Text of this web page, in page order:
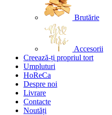
Brutărie
Accesorii
Creează-ți propriul tort
Umpluturi
HoReCa
Despre noi
Livrare
Contacte
Noutăți